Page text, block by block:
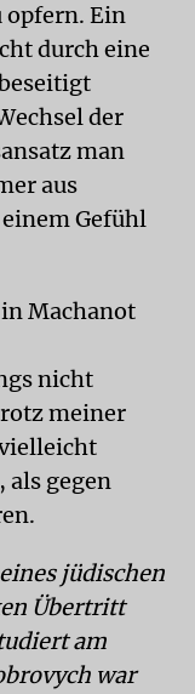
opfern. Ein
durch eine
der
man
aus
Gefühl
Machanot
nicht
meiner
als gegen
jüdischen
Übertritt
am
war